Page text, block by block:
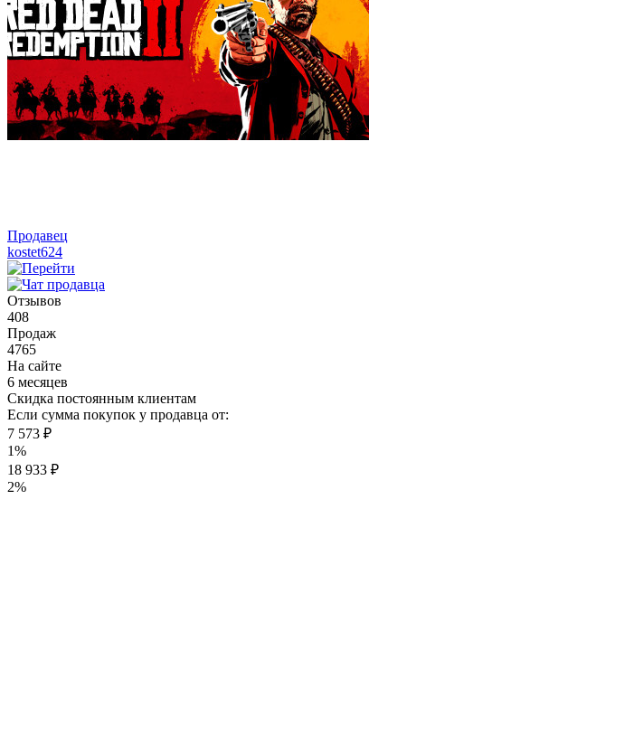
Продавец
kostet624
Отзывов
408
Продаж
4765
На сайте
6 месяцев
Скидка постоянным клиентам
Если сумма покупок у продавца от:
7 573 ₽
1%
18 933 ₽
2%